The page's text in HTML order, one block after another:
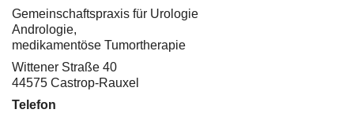
Gemeinschaftspraxis für Urologie
Andrologie,
medikamentöse Tumortherapie
Wittener Straße 40
44575 Castrop-Rauxel
Telefon